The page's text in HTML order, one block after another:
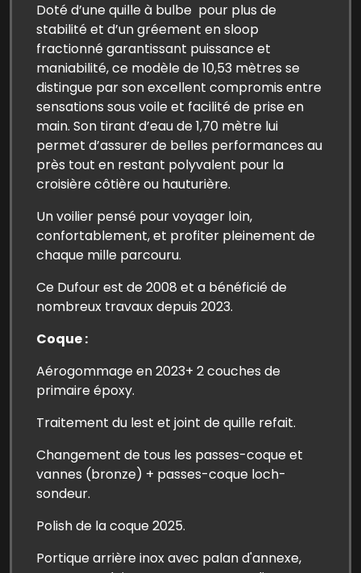
Doté d’une quille à bulbe pour plus de
stabilité et d’un gréement en sloop
fractionné garantissant puissance et
maniabilité, ce modèle de 10,53 mètres se
distingue par son excellent compromis entre
sensations sous voile et facilité de prise en
main. Son tirant d’eau de 1,70 mètre lui
permet d’assurer de belles performances au
près tout en restant polyvalent pour la
croisière côtière ou hauturière.
Un voilier pensé pour voyager loin,
confortablement, et profiter pleinement de
chaque mille parcouru.
Ce Dufour est de 2008 et a bénéficié de
nombreux travaux depuis 2023.
Coque :
Aérogommage en 2023+ 2 couches de
primaire époxy.
Traitement du lest et joint de quille refait.
Changement de tous les passes-coque et
vannes (bronze) + passes-coque loch-
sondeur.
Polish de la coque 2025.
Portique arrière inox avec palan d'annexe,